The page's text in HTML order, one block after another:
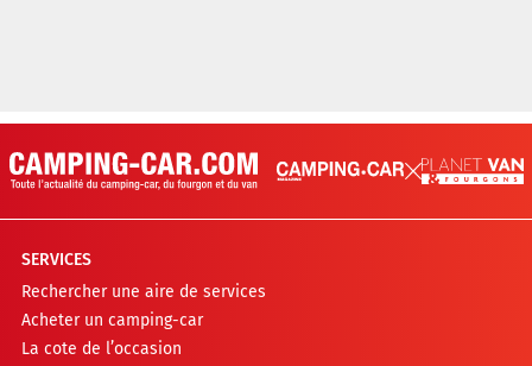
SERVICES
Rechercher une aire de services
Acheter un camping-car
La cote de l’occasion